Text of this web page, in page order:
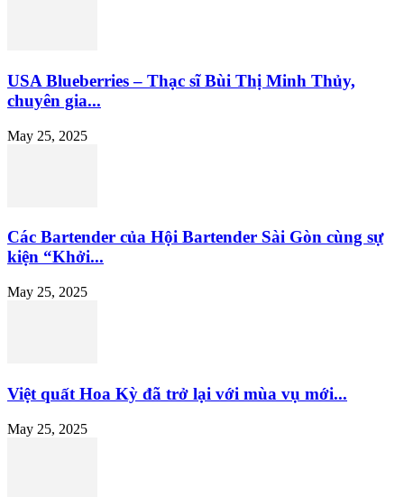
USA Blueberries – Thạc sĩ Bùi Thị Minh Thủy,
chuyên gia...
May 25, 2025
Các Bartender của Hội Bartender Sài Gòn cùng sự
kiện “Khởi...
May 25, 2025
Việt quất Hoa Kỳ đã trở lại với mùa vụ mới...
May 25, 2025